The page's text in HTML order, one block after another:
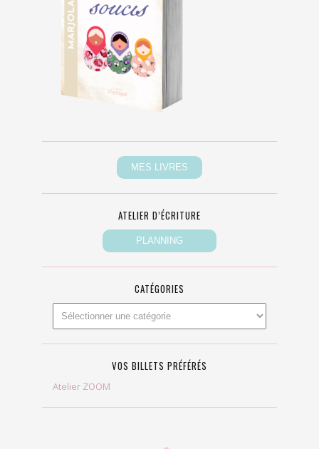
ATELIER D’ÉCRITURE
CATÉGORIES
VOS BILLETS PRÉFÉRÉS
Atelier ZOOM